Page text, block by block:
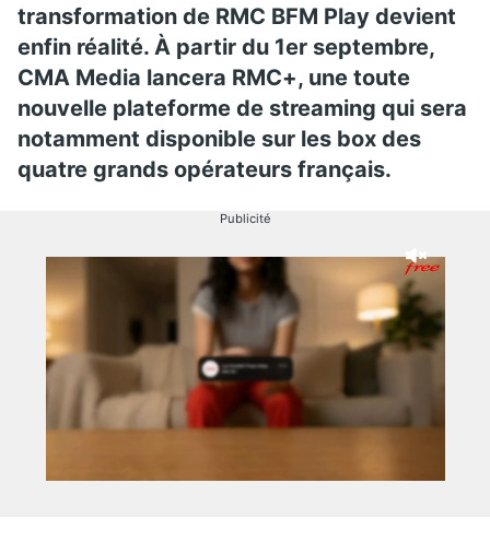
transformation de RMC BFM Play devient
enfin réalité. À partir du 1er septembre,
CMA Media lancera RMC+, une toute
nouvelle plateforme de streaming qui sera
notamment disponible sur les box des
quatre grands opérateurs français.
Publicité